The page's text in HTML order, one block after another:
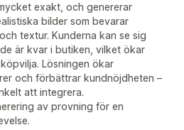
exakt, och genererar
bilder som bevarar
textur. Kunderna kan se sig
är kvar i butiken, vilket ökar
Lösningen ökar
och förbättrar kundnöjdheten –
att integrera.
av provning för en